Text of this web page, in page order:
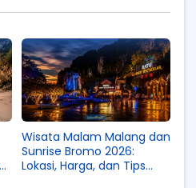
Wisata Malam Malang dan
Sunrise Bromo 2026:
Lokasi, Harga, dan Tips